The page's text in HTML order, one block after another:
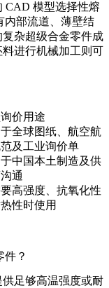
CAD 模型选择性熔
内部流道、薄壁结
杂超级合金零件成
进行机械加工则可
价用途
全球图纸、航空航
及工业询价单
中国本土制造及供
通
高强度、抗氧化性
性时使用
件？
足够高温强度或耐